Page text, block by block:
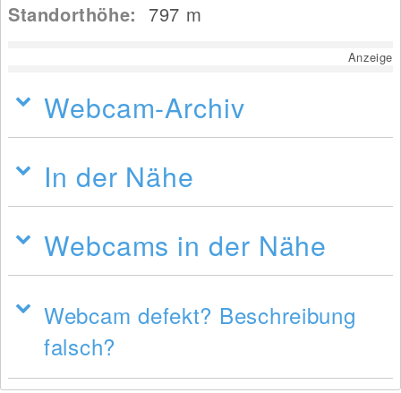
Standorthöhe: 797 m
Anzeige
Webcam-Archiv
In der Nähe
Webcams in der Nähe
Webcam defekt? Beschreibung
falsch?